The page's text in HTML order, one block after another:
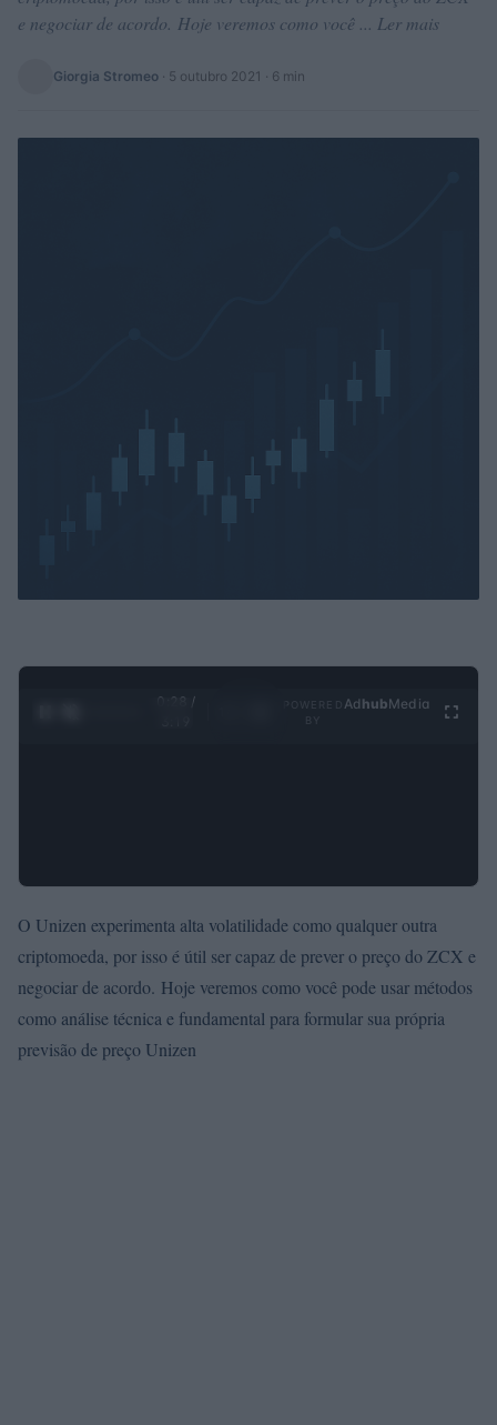
e negociar de acordo. Hoje veremos como você ... Ler mais
Giorgia Stromeo · 5 outubro 2021 · 6 min
0:29 /
Ad hubMedia
O Unizen experimenta alta volatilidade como qualquer outra
criptomoeda, por isso é útil ser capaz de prever o preço do ZCX e
negociar de acordo. Hoje veremos como você pode usar métodos
como análise técnica e fundamental para formular sua própria
previsão de preço Unizen